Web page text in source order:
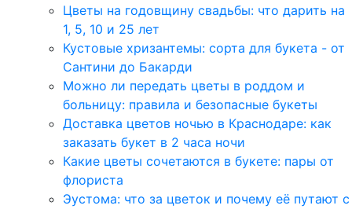
Цветы на годовщину свадьбы: что дарить на
1, 5, 10 и 25 лет
Кустовые хризантемы: сорта для букета - от
Сантини до Бакарди
Можно ли передать цветы в роддом и
больницу: правила и безопасные букеты
Доставка цветов ночью в Краснодаре: как
заказать букет в 2 часа ночи
Какие цветы сочетаются в букете: пары от
флориста
Эустома: что за цветок и почему её путают с